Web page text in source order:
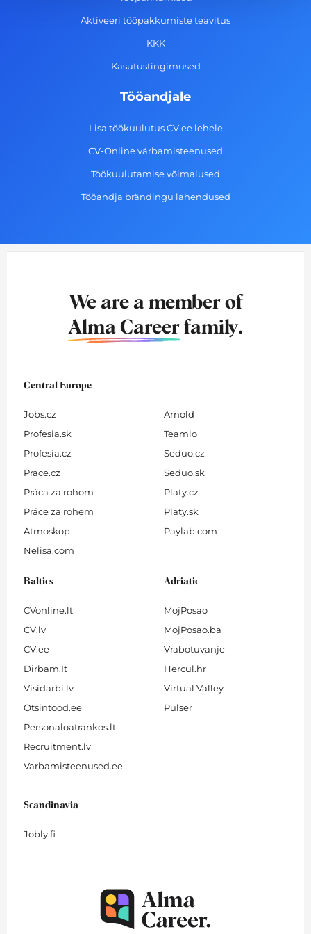
-
m
Aktiveeri tööpakkumiste teavitus
KKK
Kasutustingimused
Tööandjale
Lisa töökuulutus CV.ee lehele
CV-Online värbamisteenused
Töökuulutamise võimalused
Tööandja brändingu lahendused
We are a member of
Alma Career family.
Central Europe
Jobs.cz
Profesia.sk
Profesia.cz
Prace.cz
Práca za rohom
Práce za rohem
Atmoskop
Nelisa.com
Arnold
Teamio
Seduo.cz
Seduo.sk
Platy.cz
Platy.sk
Paylab.com
Baltics
CVonline.lt
CV.lv
CV.ee
Dirbam.It
Visidarbi.lv
Otsintood.ee
Personaloatrankos.lt
Recruitment.lv
Varbamisteenused.ee
Adriatic
MojPosao
MojPosao.ba
Vrabotuvanje
Hercul.hr
Virtual Valley
Pulser
Scandinavia
Jobly.fi